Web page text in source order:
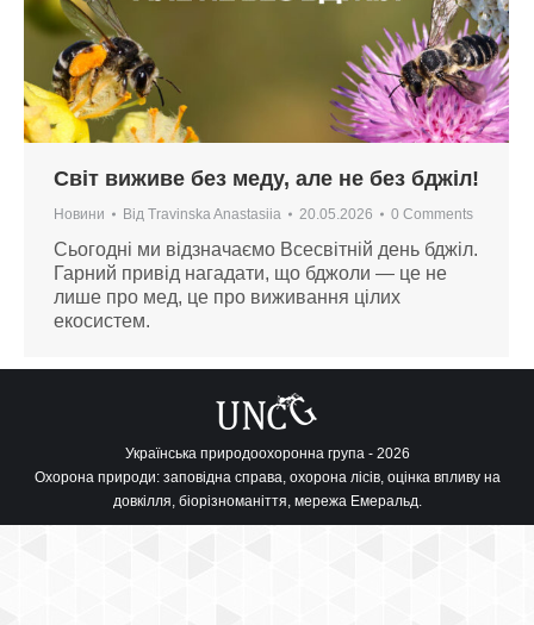
Світ виживе без меду, але не без бджіл!
Новини Від Travinska Anastasiia 20.05.2026 0 Comments
Сьогодні ми відзначаємо Всесвітній день бджіл.
Гарний привід нагадати, що бджоли — це не
лише про мед, це про виживання цілих
екосистем.
Українська природоохоронна група - 2026
Охорона природи: заповідна справа, охорона лісів, оцінка впливу на
довкілля, біорізноманіття, мережа Емеральд.